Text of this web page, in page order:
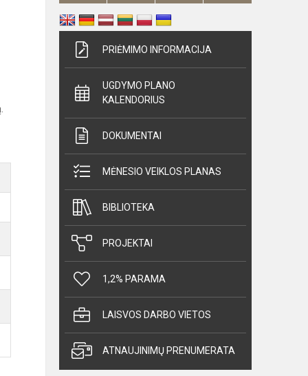
PRIĖMIMO INFORMACIJA
UGDYMO PLANO
KALENDORIUS
DOKUMENTAI
MĖNESIO VEIKLOS PLANAS
BIBLIOTEKA
PROJEKTAI
1,2% PARAMA
LAISVOS DARBO VIETOS
ATNAUJINIMŲ PRENUMERATA